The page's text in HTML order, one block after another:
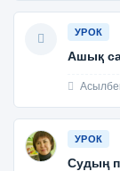
УРОК
Ашық
УРОК
Судың